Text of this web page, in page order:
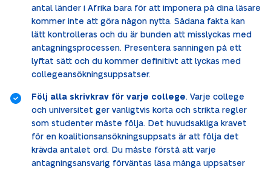
antal länder i Afrika bara för att imponera på dina läsare
kommer inte att göra någon nytta. Sådana fakta kan
lätt kontrolleras och du är bunden att misslyckas med
antagningsprocessen. Presentera sanningen på ett
lyftat sätt och du kommer definitivt att lyckas med
collegeansökningsuppsatser.
Följ alla skrivkrav för varje college. Varje college
och universitet ger vanligtvis korta och strikta regler
som studenter måste följa. Det huvudsakliga kravet
för en koalitionsansökningsuppsats är att följa det
krävda antalet ord. Du måste förstå att varje
antagningsansvarig förväntas läsa många uppsatser